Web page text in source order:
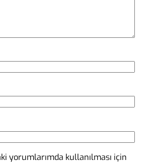
yorumlarımda kullanılması için